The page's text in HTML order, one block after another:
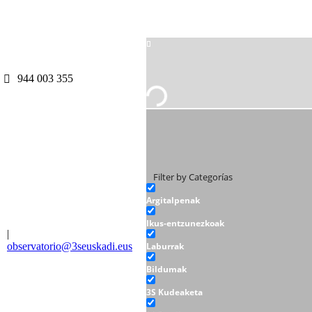
944 003 355
|
observatorio@3seuskadi.eus
Filter by Categorías
Argitalpenak
Ikus-entzunezkoak
Laburrak
Bildumak
3S Kudeaketa